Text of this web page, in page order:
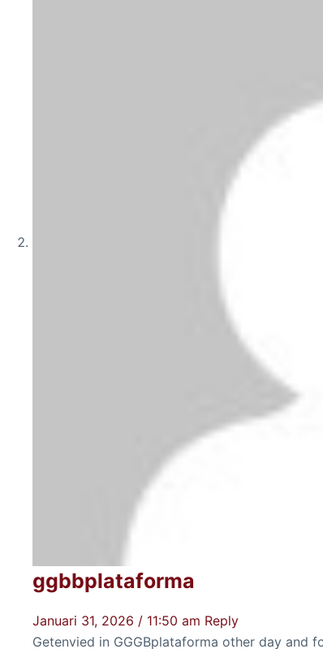
ggbbplataforma
Januari 31, 2026 / 11:50 am Reply
Getenvied in GGGBplataforma other day and